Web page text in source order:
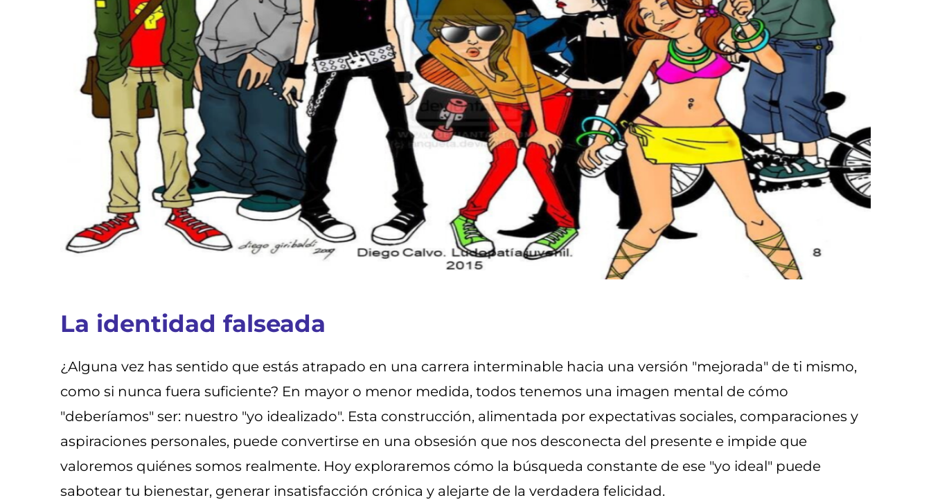
La identidad falseada
¿Alguna vez has sentido que estás atrapado en una carrera interminable hacia una versión "mejorada" de ti mismo,
como si nunca fuera suficiente? En mayor o menor medida, todos tenemos una imagen mental de cómo
"deberíamos" ser: nuestro "yo idealizado". Esta construcción, alimentada por expectativas sociales, comparaciones y
aspiraciones personales, puede convertirse en una obsesión que nos desconecta del presente e impide que
valoremos quiénes somos realmente. Hoy exploraremos cómo la búsqueda constante de ese "yo ideal" puede
sabotear tu bienestar, generar insatisfacción crónica y alejarte de la verdadera felicidad.